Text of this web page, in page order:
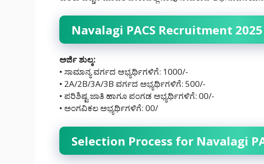
Navalagi PACS Recruitment
ಅರ್ಜಿ ಶುಲ್ಕ:
• ಸಾಮಾನ್ಯ ವರ್ಗದ ಅಭ್ಯರ್ಥಿಗಳಿಗೆ: 1000/-
• 2A/2B/3A/3B ವರ್ಗದ ಅಭ್ಯರ್ಥಿಗಳಿಗೆ: 500/-
• ಪರಿಶಿಷ್ಟ ಜಾತಿ ಹಾಗೂ ಪಂಗಡ ಅಭ್ಯರ್ಥಿಗಳಿಗೆ: 00/-
• ಅಂಗವಿಕಲ ಅಭ್ಯರ್ಥಿಗಳಿಗೆ: 00/
Selection Process for Navalagi